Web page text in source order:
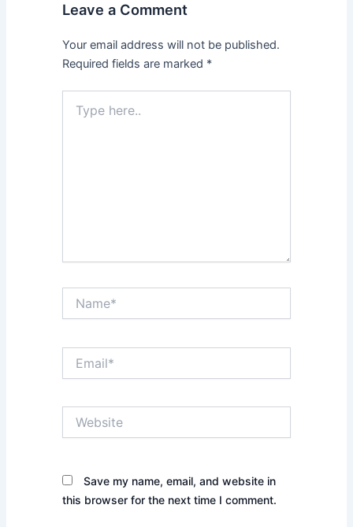
Leave a Comment
Your email address will not be published.
Required fields are marked *
here..
Save my name, email, and website in
this browser for the next time I comment.